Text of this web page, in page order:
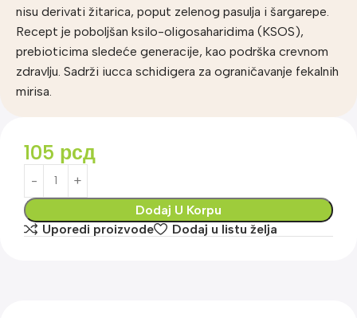
nisu derivati žitarica, poput zelenog pasulja i šargarepe.
Recept je poboljšan ksilo-oligosaharidima (KSOS),
prebioticima sledeće generacije, kao podrška crevnom
zdravlju. Sadrži iucca schidigera za ograničavanje fekalnih
mirisa.
105 рсд
Dodaj U Korpu
Uporedi proizvode
Dodaj u listu želja